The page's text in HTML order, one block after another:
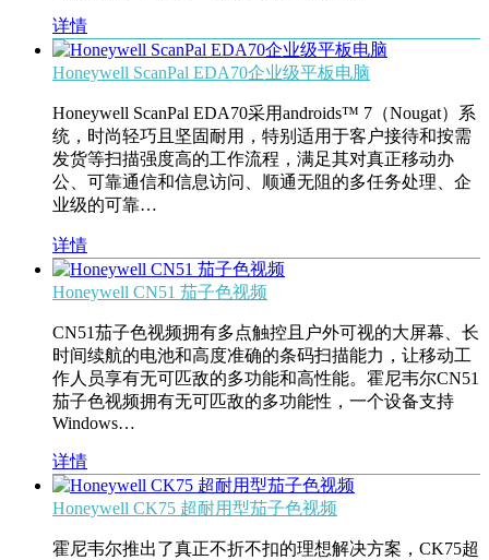
详情
Honeywell ScanPal EDA70企业级平板电脑
Honeywell ScanPal EDA70采用androids™ 7（Nougat）系
统，时尚轻巧且坚固耐用，特别适用于客户接待和按需
发货等扫描强度高的工作流程，满足其对真正移动办
公、可靠通信和信息访问、顺通无阻的多任务处理、企
业级的可靠…
详情
Honeywell CN51 茄子色视频
CN51茄子色视频拥有多点触控且户外可视的大屏幕、长
时间续航的电池和高度准确的条码扫描能力，让移动工
作人员享有无可匹敌的多功能和高性能。霍尼韦尔CN51
茄子色视频拥有无可匹敌的多功能性，一个设备支持
Windows…
详情
Honeywell CK75 超耐用型茄子色视频
霍尼韦尔推出了真正不折不扣的理想解决方案，CK75超